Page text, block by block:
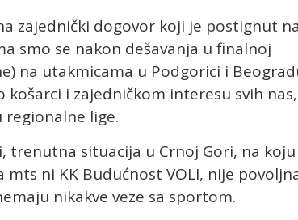
zajednički dogovor koji je postignut
smo se nakon dešavanja u finalnoj
na utakmicama u Podgorici i
i zajedničkom interesu svih nas,
lige.
trenutna situacija u Crnoj Gori, na koju
mts ni KK Budućnost VOLI, nije
nikakve veze sa sportom.